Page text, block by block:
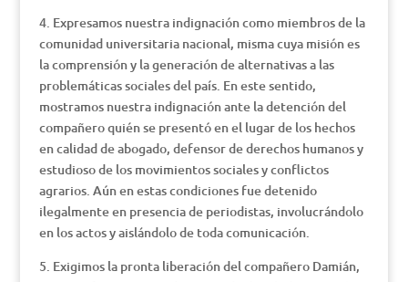
4. Expresamos nuestra indignación como miembros de la
comunidad universitaria nacional, misma cuya misión es
la comprensión y la generación de alternativas a las
problemáticas sociales del país. En este sentido,
mostramos nuestra indignación ante la detención del
compañero quién se presentó en el lugar de los hechos
en calidad de abogado, defensor de derechos humanos y
estudioso de los movimientos sociales y conflictos
agrarios. Aún en estas condiciones fue detenido
ilegalmente en presencia de periodistas, involucrándolo
en los actos y aislándolo de toda comunicación.
5. Exigimos la pronta liberación del compañero Damián,